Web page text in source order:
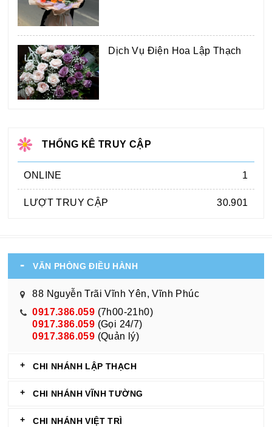
Dịch Vụ Điện Hoa Lập Thạch
THỐNG KÊ TRUY CẬP
ONLINE 1
LƯỢT TRUY CẬP 30.901
VĂN PHÒNG ĐIỀU HÀNH
88 Nguyễn Trãi Vĩnh Yên, Vĩnh Phúc
0917.386.059 (7h00-21h0)
0917.386.059 (Gọi 24/7)
0917.386.059 (Quản lý)
CHI NHÁNH LẬP THẠCH
CHI NHÁNH VĨNH TƯỜNG
CHI NHÁNH VIỆT TRÌ